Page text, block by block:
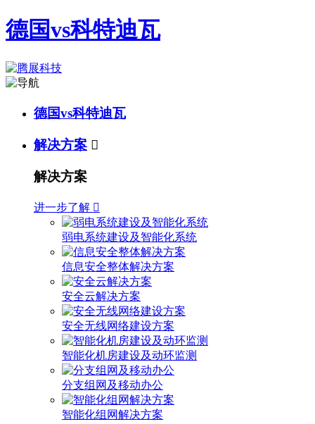
德国vs科特迪瓦
德国vs科特迪瓦
解决方案 
解决方案
进一步了解 
弱电系统建设及智能化系统
信息安全整体解决方案
安全云解决方案
安全无线网络建设方案
智能化机房建设及动环监测
分支组网及移动办公
智能化组网解决方案